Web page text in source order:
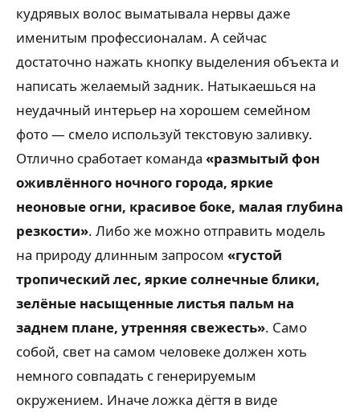
кудрявых волос выматывала нервы даже
именитым профессионалам. А сейчас
достаточно нажать кнопку выделения объекта и
написать желаемый задник. Натыкаешься на
неудачный интерьер на хорошем семейном
фото — смело используй текстовую заливку.
Отлично сработает команда «размытый фон
оживлённого ночного города, яркие
неоновые огни, красивое боке, малая глубина
резкости». Либо же можно отправить модель
на природу длинным запросом «густой
тропический лес, яркие солнечные блики,
зелёные насыщенные листья пальм на
заднем плане, утренняя свежесть». Само
собой, свет на самом человеке должен хоть
немного совпадать с генерируемым
окружением. Иначе ложка дёгтя в виде